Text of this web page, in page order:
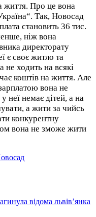
життя. Про це вона
Так, Новосад
становить 36 тис.
ніж вона
директорату
є своє житло та
ходить на всякі
коштів на життя. Але
вона не
неї немає дітей, а на
а жити за чийсь
конкурентну
вона не зможе жити
відома львів’янка